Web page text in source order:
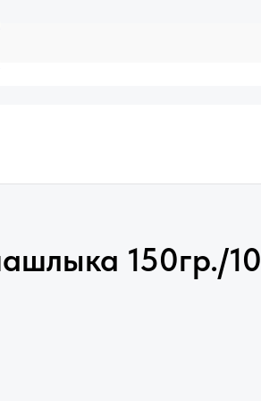
150гр./10